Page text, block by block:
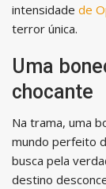
intensidade de
terror única.
Uma
chocante
Na trama, uma
mundo perfeito
busca pela
destino